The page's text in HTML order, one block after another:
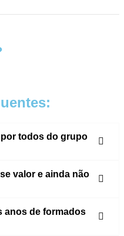
todos do grupo
valor e ainda não
anos de formados